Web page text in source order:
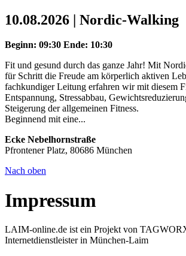
10.08.2026 | Nordic-Walking
Beginn: 09:30 Ende: 10:30
Fit und gesund durch das ganze Jahr! Mit
für Schritt die Freude am körperlich aktiven
fachkundiger Leitung erfahren wir mit diesem
Entspannung, Stressabbau,
Steigerung der allgemeinen Fitness.
Beginnend mit eine...
Ecke Nebelhornstraße
Pfrontener Platz, 80686 München
Nach oben
Impressum
LAIM-online.de ist ein Projekt von
Internetdienstleister in München-Laim